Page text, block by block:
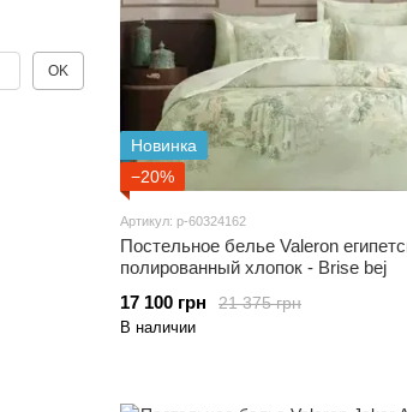
Новинка
−20%
Артикул: p-60324162
Постельное белье Valeron
полированный хлопок - Brise bej
21 375 грн
17 100 грн
В наличии
OK